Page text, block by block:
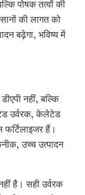
पोषक तत्वों की
की लागत को
बढ़ेगा, भविष्य में
नहीं, बल्कि
उर्वरक, केलेटेड
फर्टिलाइजर हैं।
उच्च उत्पादन
है। सही उर्वरक